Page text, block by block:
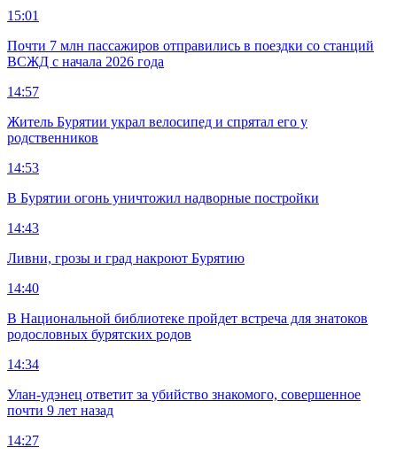
15:01
Почти 7 млн пассажиров отправились в поездки со станций
ВСЖД с начала 2026 года
14:57
Житель Бурятии украл велосипед и спрятал его у
родственников
14:53
В Бурятии огонь уничтожил надворные постройки
14:43
Ливни, грозы и град накроют Бурятию
14:40
В Национальной библиотеке пройдет встреча для знатоков
родословных бурятских родов
14:34
Улан-удэнец ответит за убийство знакомого, совершенное
почти 9 лет назад
14:27